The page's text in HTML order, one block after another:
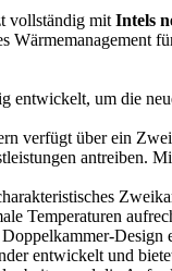
vollständig mit Intels
um die
verfügt über ein
Temperaturen
entwickelt und